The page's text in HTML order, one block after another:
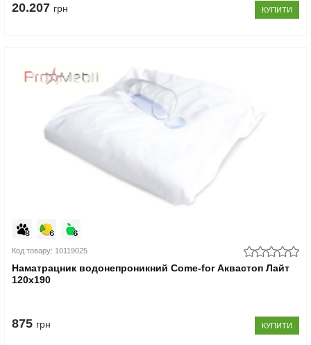
20.207 грн КУПИТИ
Код товару: 10119025
Наматрацник водонепроникний Come-for Аквастоп Лайт
120х190
875 грн КУПИТИ